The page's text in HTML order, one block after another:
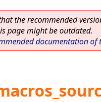
the recommended
page might be outdated.
documentation of